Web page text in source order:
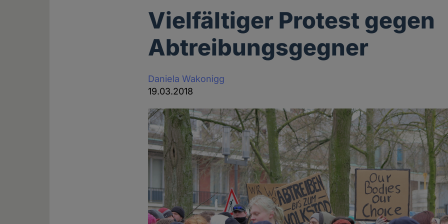
Vielfältiger Protest gegen
Abtreibungsgegner
Daniela Wakonigg
19.03.2018